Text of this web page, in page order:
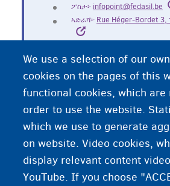
ፖስታ፦ infopoint@fedasil.be
ኣድራሻ፦ Rue Héger-Bordet
ተወሳኺ ሓበሬታ የድልየኩም ዶ?
ምዝገባ ናይ`ቲ እተቕርብዎ መመልከቲ
ንቤት-ጽሕፈት ኢሚግሬሽን ተወከሱ
We use a selection of our
cookies on the pages of this
functional cookies, which are
order to use the website.
which we use to generate
on website. Video cookies,
display relevant content
YouTube. If you choose